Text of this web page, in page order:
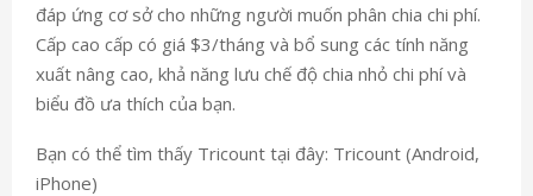
đáp ứng cơ sở cho những người muốn phân chia chi phí.
Cấp cao cấp có giá $3/tháng và bổ sung các tính năng
xuất nâng cao, khả năng lưu chế độ chia nhỏ chi phí và
biểu đồ ưa thích của bạn.
Bạn có thể tìm thấy Tricount tại đây: Tricount (Android,
iPhone)